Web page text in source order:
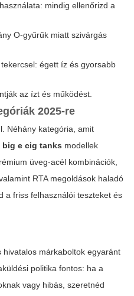
mindig ellenőrizd a
O-gyűrűk miatt szivárgás
égett íz és gyorsabb
az ízt és működést.
2025-re
Néhány kategória, amit
big e cig tanks modellek
üveg-acél kombinációk,
RTA megoldások haladó
a friss felhasználói teszteket és
márkaboltok egyaránt
politika fontos: ha a
vagy hibás, szeretnéd